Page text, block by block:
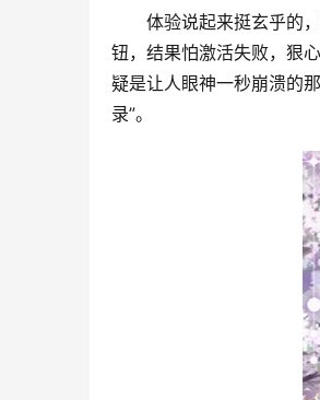
体验说起来挺玄乎的
钮，结果怕激活失败，狠
疑是让人眼神一秒崩溃的
录”。